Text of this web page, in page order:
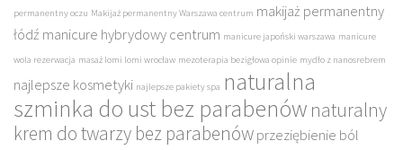
permanentny oczu Makijaż permanentny Warszawa centrum makijaż permanentny
łódź manicure hybrydowy centrum manicure japoński warszawa manicure
wola rezerwacja masaż lomi lomi wrocław mezoterapia bezigłowa opinie mydło z nanosrebrem
najlepsze kosmetyki najlepsze pakiety spa naturalna
szminka do ust bez parabenów naturalny
krem do twarzy bez parabenówprzeziębienie ból